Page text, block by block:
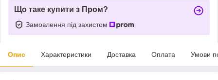
Що таке купити з Пром?
Замовлення під захистом
Опис Характеристики Доставка Оплата Умови